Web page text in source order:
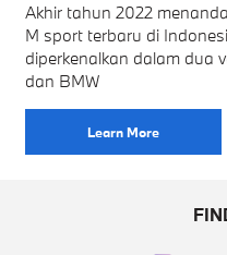
Akhir tahun 2022
M sport terbaru di
diperkenalkan dalam dua
dan BMW
Learn More